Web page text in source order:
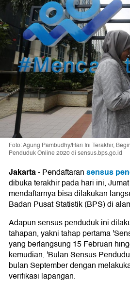
Foto: Agung Pambudhy/Hari Ini Terakhir,
Penduduk Online 2020 di sensus.bps.go.id
Jakarta-Pendaftaransensus
dibuka terakhir pada hari ini,
mendaftarnya bisa dilakukan
Badan Pusat Statistik (BPS) di
Adapun sensus penduduk ini
tahapan, yakni tahap pertama
yang berlangsung 15 Februari
kemudian, 'Bulan Sensus
bulan September dengan
verifikasi lapangan.